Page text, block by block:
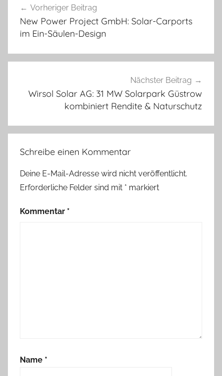
Vorheriger Beitrag
New Power Project GmbH: Solar-Carports
im Ein-Säulen-Design
Nächster Beitrag
Wirsol Solar AG: 31 MW Solarpark Güstrow
kombiniert Rendite & Naturschutz
Schreibe einen Kommentar
Deine E-Mail-Adresse wird nicht veröffentlicht.
Erforderliche Felder sind mit * markiert
Kommentar *
Name *